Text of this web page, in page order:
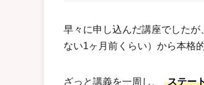
早々に申し込んだ講座でした
ない1ヶ月前くらい）から本格
ざっと講義を一周し、 ステー